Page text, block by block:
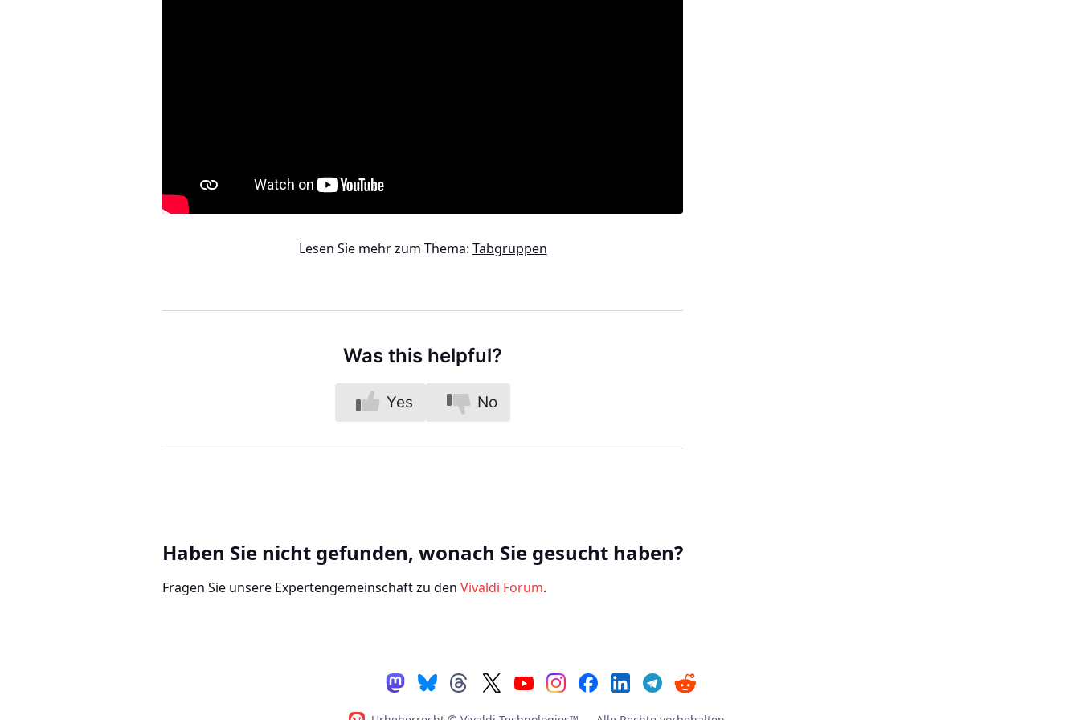
Lesen Sie mehr zum Thema: Tabgruppen
Was this helpful?
Yes No
Haben Sie nicht gefunden, wonach Sie gesucht haben?
Fragen Sie unsere Expertengemeinschaft zu den Vivaldi Forum.